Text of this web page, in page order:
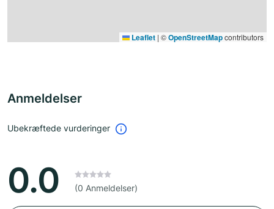
Leaflet | ©OpenStreetMapcontributors
Anmeldelser
Ubekræftede vurderinger
0.0 (0 Anmeldelser)